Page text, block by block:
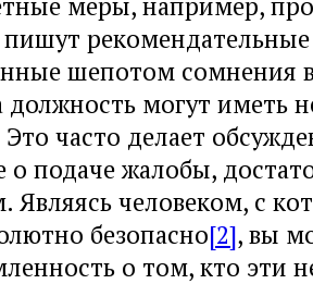
шепотом сомнения
должность могут иметь
Это часто делает
о подаче жалобы,
Являясь человеком, с
безопасно[2], вы
о том, кто эти